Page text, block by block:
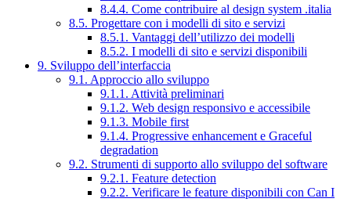
8.4.4. Come contribuire al design system .italia
8.5. Progettare con i modelli di sito e servizi
8.5.1. Vantaggi dell’utilizzo dei modelli
8.5.2. I modelli di sito e servizi disponibili
9. Sviluppo dell’interfaccia
9.1. Approccio allo sviluppo
9.1.1. Attività preliminari
9.1.2. Web design responsivo e accessibile
9.1.3. Mobile first
9.1.4. Progressive enhancement e Graceful
degradation
9.2. Strumenti di supporto allo sviluppo del software
9.2.1. Feature detection
9.2.2. Verificare le feature disponibili con Can I